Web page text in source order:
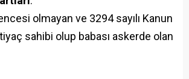
olmayan ve 3294 sayılı Kanun
sahibi olup babası askerde olan